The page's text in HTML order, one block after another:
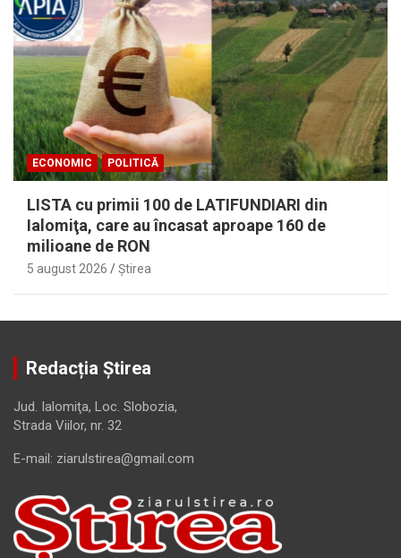
ECONOMIC POLITICĂ
LISTA cu primii 100 de LATIFUNDIARI din
Ialomiţa, care au încasat aproape 160 de
milioane de RON
5 august 2026 Ştirea
Redacția Știrea
Jud. Ialomiţa, Loc. Slobozia,
Strada Viilor, nr. 32
E-mail: ziarulstirea@gmail.com